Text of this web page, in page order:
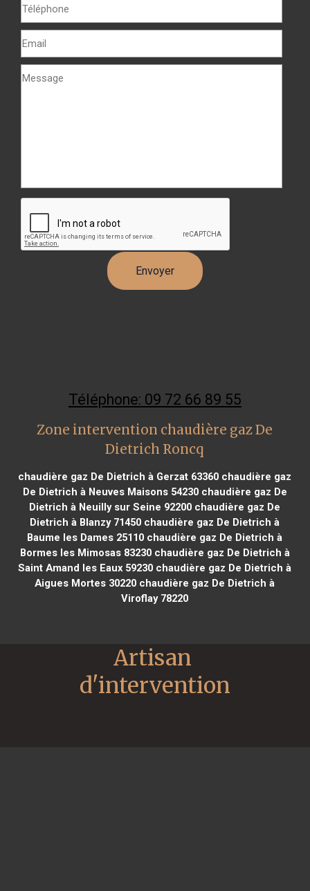
Téléphone: 09 72 66 89 55
Zone intervention chaudière gaz De
Dietrich Roncq
chaudière gaz De Dietrich à Gerzat 63360 chaudière gaz
De Dietrich à Neuves Maisons 54230chaudière gaz De
Dietrich à Neuilly sur Seine 92200 chaudière gaz De
Dietrich à Blanzy 71450 chaudière gaz De Dietrich à
Baume les Dames 25110 chaudière gaz De Dietrich à
Bormes les Mimosas 83230chaudière gaz De Dietrich à
Saint Amand les Eaux 59230 chaudière gaz De Dietrich à
Aigues Mortes 30220 chaudière gaz De Dietrich à
Viroflay 78220
Artisan
d'intervention